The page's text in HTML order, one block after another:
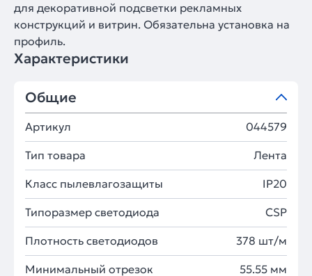
для декоративной подсветки рекламных
конструкций и витрин. Обязательна установка на
профиль.
Характеристики
Общие
Артикул 044579
Тип товара Лента
Класс пылевлагозащиты IP20
Типоразмер светодиода CSP
Плотность светодиодов 378 шт/м
Минимальный отрезок 55.55 мм